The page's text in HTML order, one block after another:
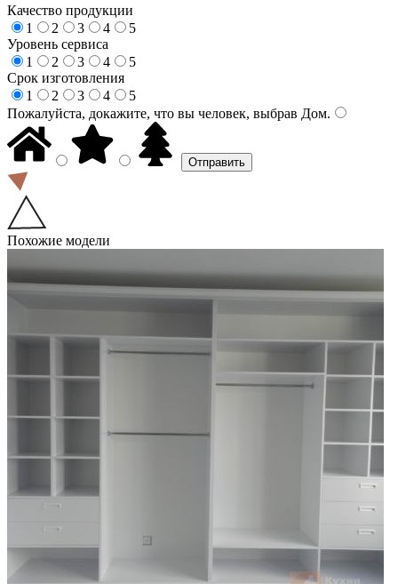
Качество продукции
1
2 3 4
5
Уровень сервиса
1
2 3 4
5
Срок изготовления
1
2 3 4
5
Пожалуйста, докажите, что вы человек, выбрав Дом.
Похожие модели